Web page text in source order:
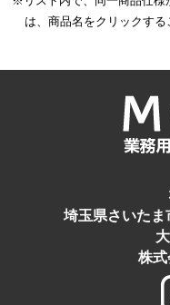
は、商品名をクリックする
埼玉県さいた
株